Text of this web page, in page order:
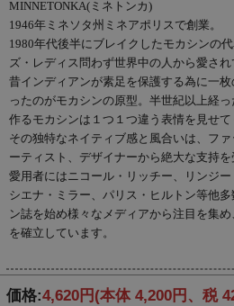
MINNETONKA(ミネトンカ)
1946年ミネソタ州ミネアポリスで創業。
1980年代後半にブレイクしたモカシンの
ズ・レディス問わず世界中の人から愛され
昔インディアンが素足を保護する為に一
ったのがモカシンの原型。半世紀以上経
作るモカシンは１つ１つ違う表情を見せて
その独特なネイティブ感と風合いは、フ
ーティスト、デザイナーから絶大な支持を
愛用者にはニコール・リッチー、リンジー
シエナ・ミラー、パリス・ヒルトン等他
ン誌を始め様々なメディアから注目を集
を確立しています。
価格:4,620円 (本体 4,200円、税